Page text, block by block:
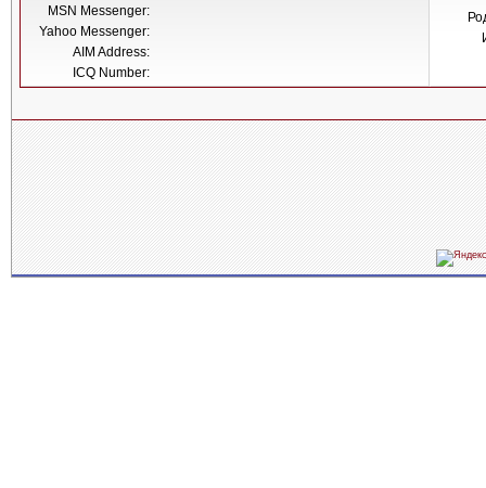
MSN Messenger:
Yahoo Messenger:
AIM Address:
ICQ Number: